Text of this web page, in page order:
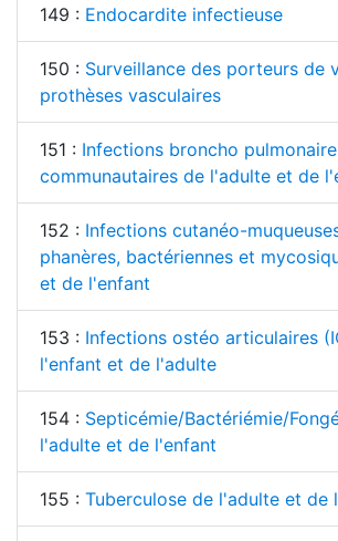
149 : Endocardite infectieuse
150 : Surveillance des porteurs de
prothèses vasculaires
151 : Infections broncho
communautaires de l'adulte et de
152 : Infections cutanéo-
phanères, bactériennes et
et de l'enfant
153 : Infections ostéo articulaires
l'enfant et de l'adulte
154 : Septicémie/Bactériémie/
l'adulte et de l'enfant
155 : Tuberculose de l'adulte et de